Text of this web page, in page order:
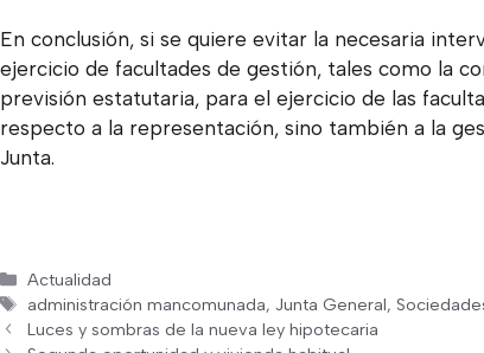
En conclusión, si se quiere evitar la necesaria
ejercicio de facultades de gestión, tales como la
previsión estatutaria, para el ejercicio de las
respecto a la representación, sino también a la
Junta.
Categorías
Actualidad
Etiquetas
administración mancomunada,Junta General,
Luces y sombras de la nueva ley hipotecaria